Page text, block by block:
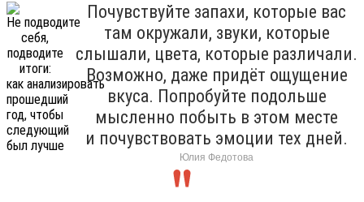
Почувствуйте запахи, которые вас
там окружали, звуки, которые
слышали, цвета, которые различали.
Возможно, даже придёт ощущение
вкуса. Попробуйте подольше
мысленно побыть в этом месте
и почувствовать эмоции тех дней.
Юлия Федотова